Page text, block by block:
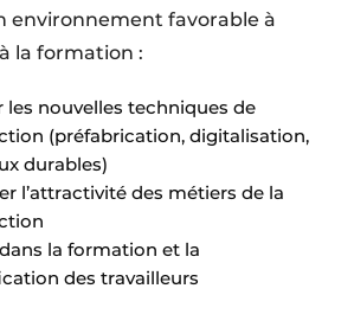
environnement favorable à
la formation :
les nouvelles techniques de
(préfabrication, digitalisation,
durables)
l’attractivité des métiers de la
la formation et la
des travailleurs